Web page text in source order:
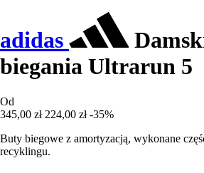
adidas
biegania Ultrarun 5
Od
345,00 zł 224,00 zł -35%
Buty biegowe z amortyzacją, wykonane
recyklingu.